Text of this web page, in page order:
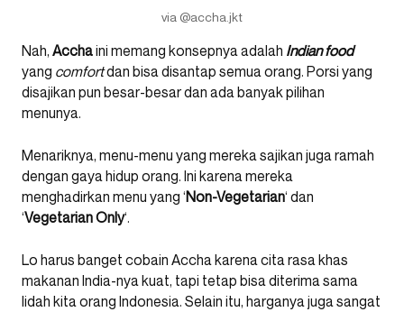
via @accha.jkt
Nah, Acchaini memang konsepnya adalah Indian food
yang comfortdan bisa disantap semua orang. Porsi yang
disajikan pun besar-besar dan ada banyak pilihan
menunya.
Menariknya, menu-menu yang mereka sajikan juga ramah
dengan gaya hidup orang. Ini karena mereka
menghadirkan menu yang ‘Non-Vegetarian‘ dan
‘Vegetarian Only‘.
Lo harus banget cobain Accha karena cita rasa khas
makanan India-nya kuat, tapi tetap bisa diterima sama
lidah kita orang Indonesia. Selain itu, harganya juga sangat